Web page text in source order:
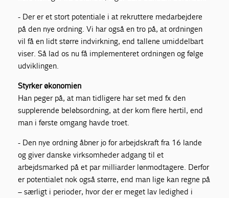
- Der er et stort potentiale i at rekruttere medarbejdere
på den nye ordning. Vi har også en tro på, at ordningen
vil få en lidt større indvirkning, end tallene umiddelbart
viser. Så lad os nu få implementeret ordningen og følge
udviklingen.
Styrker økonomien
Han peger på, at man tidligere har set med fx den
supplerende beløbsordning, at der kom flere hertil, end
man i første omgang havde troet.
- Den nye ordning åbner jo for arbejdskraft fra 16 lande
og giver danske virksomheder adgang til et
arbejdsmarked på et par milliarder lønmodtagere. Derfor
er potentialet nok også større, end man lige kan regne på
– særligt i perioder, hvor der er meget lav ledighed i